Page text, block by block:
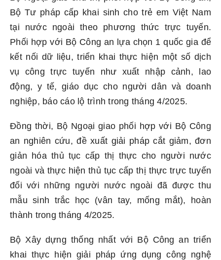
Bộ Tư pháp cấp khai sinh cho trẻ em Việt Nam
tại nước ngoài theo phương thức trực tuyến.
Phối hợp với Bộ Công an lựa chọn 1 quốc gia để
kết nối dữ liệu, triển khai thực hiện một số dịch
vụ công trực tuyến như xuất nhập cảnh, lao
động, y tế, giáo dục cho người dân và doanh
nghiệp, báo cáo lộ trình trong tháng 4/2025.
Đồng thời, Bộ Ngoại giao phối hợp với Bộ Công
an nghiên cứu, đề xuất giải pháp cắt giảm, đơn
giản hóa thủ tục cấp thị thực cho người nước
ngoài và thực hiện thủ tục cấp thị thực trực tuyến
đối với những người nước ngoài đã được thu
mẫu sinh trắc học (vân tay, mống mắt), hoàn
thành trong tháng 4/2025.
Bộ Xây dựng thống nhất với Bộ Công an triển
khai thực hiện giải pháp ứng dụng công nghệ